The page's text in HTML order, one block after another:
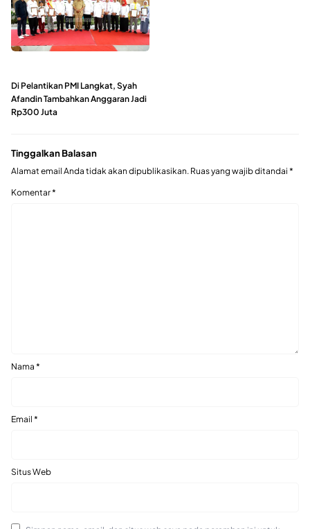
Di Pelantikan PMI Langkat, Syah
Afandin Tambahkan Anggaran Jadi
Rp300 Juta
Tinggalkan Balasan
Alamat email Anda tidak akan dipublikasikan. Ruas yang wajib ditandai *
Komentar*
Nama *
Email *
Situs Web